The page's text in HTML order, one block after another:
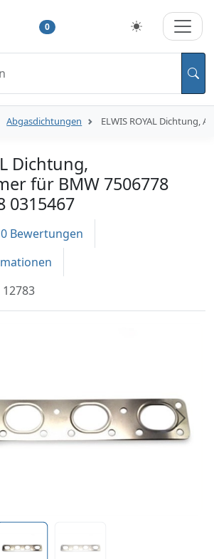
0
Abgasdichtungen ELWIS ROYAL Dichtung,
Dichtung,
für BMW 7506778
0315467
0 Bewertungen
Next